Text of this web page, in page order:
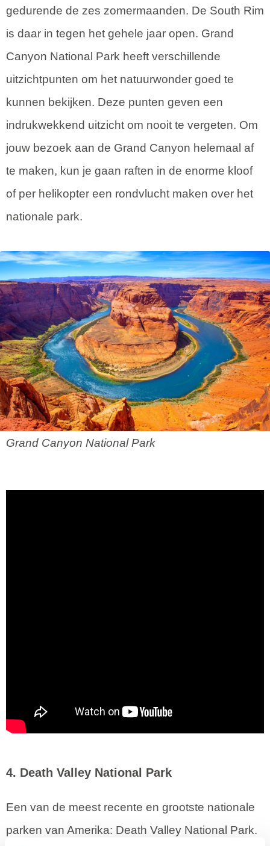
gedurende de zes zomermaanden. De South Rim
is daar in tegen het gehele jaar open. Grand
Canyon National Park heeft verschillende
uitzichtpunten om het natuurwonder goed te
kunnen bekijken. Deze punten geven een
indrukwekkend uitzicht om nooit te vergeten. Om
jouw bezoek aan de Grand Canyon helemaal af
te maken, kun je gaan raften in de enorme kloof
of per helikopter een rondvlucht maken over het
nationale park.
Grand Canyon National Park
4. Death Valley National Park
Een van de meest recente en grootste nationale
parken van Amerika: Death Valley National Park.